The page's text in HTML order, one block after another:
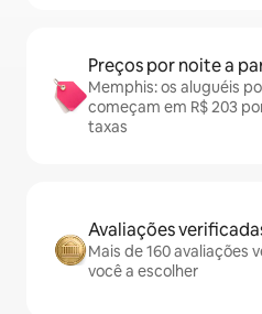
Preços por noite a
Memphis: os aluguéis
começam em R$ 203
taxas
Avaliações
Mais de 160 avaliações
você a escolher